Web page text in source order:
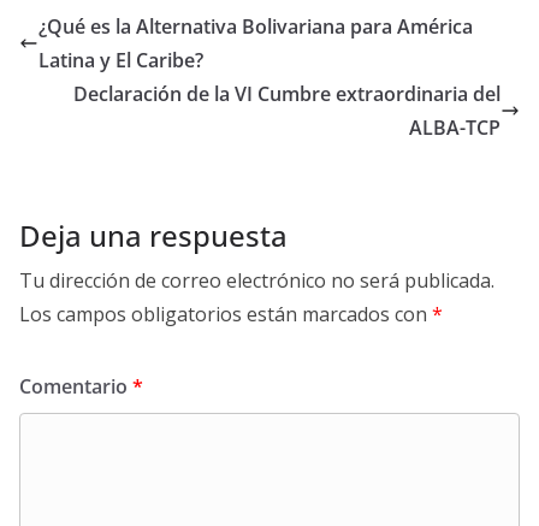
¿Qué es la Alternativa Bolivariana para América
Latina y El Caribe?
Declaración de la VI Cumbre extraordinaria del
ALBA-TCP
Deja una respuesta
Tu dirección de correo electrónico no será publicada.
Los campos obligatorios están marcados con *
Comentario *